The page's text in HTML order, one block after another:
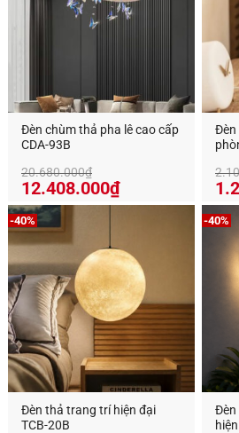
Đèn chùm thả pha lê cao cấp
CDA-93B
20.680.000₫
Giá
gốc
là:
20.680.000₫.
12.408.000₫Giá
hiện
12.408.000₫.
Đèn
Giá
là:
-40%
Đèn thả trang trí hiện đại
TCB-20B
-40%
Đèn